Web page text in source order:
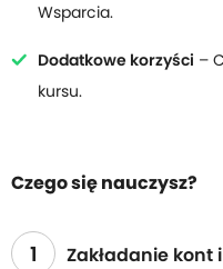
Wsparcia.
Dodatkowe korzyści –
kursu.
Czego się nauczysz?
1 Zakładanie kont